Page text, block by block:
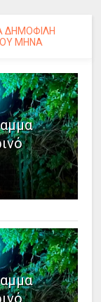
ΔΗΜΟΦΙΛΗ
ΜΗΝΑ